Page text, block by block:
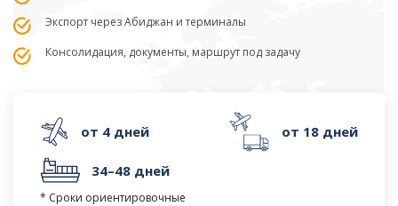
Экспорт через Абиджан и терминалы
Консолидация, документы, маршрут под задачу
от 4 дней от 18 дней
34–48 дней
* Сроки ориентировочные